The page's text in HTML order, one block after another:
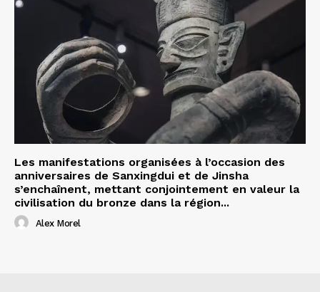
Les manifestations organisées à l’occasion des
anniversaires de Sanxingdui et de Jinsha
s’enchaînent, mettant conjointement en valeur la
civilisation du bronze dans la région...
Alex Morel